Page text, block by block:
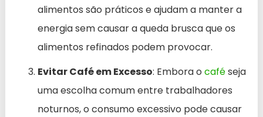
alimentos são práticos e ajudam a manter a
energia sem causar a queda brusca que os
alimentos refinados podem provocar.
Evitar Café em Excesso: Embora o caféseja
uma escolha comum entre trabalhadores
noturnos, o consumo excessivo pode causar